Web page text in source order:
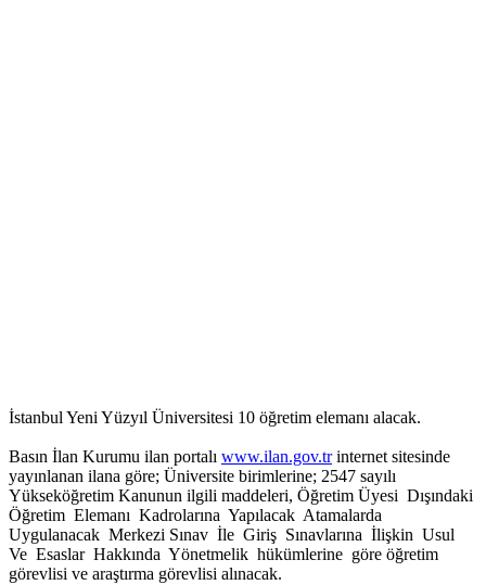
İstanbul Yeni Yüzyıl Üniversitesi 10 öğretim elemanı alacak.
Basın İlan Kurumu ilan portalı www.ilan.gov.trinternet sitesinde
yayınlanan ilana göre; Üniversite birimlerine; 2547 sayılı
Yükseköğretim Kanunun ilgili maddeleri, Öğretim Üyesi Dışındaki
Öğretim Elemanı Kadrolarına Yapılacak Atamalarda
Uygulanacak Merkezi Sınav İle Giriş Sınavlarına İlişkin Usul
Ve Esaslar Hakkında Yönetmelik hükümlerine göre öğretim
görevlisi ve araştırma görevlisi alınacak.